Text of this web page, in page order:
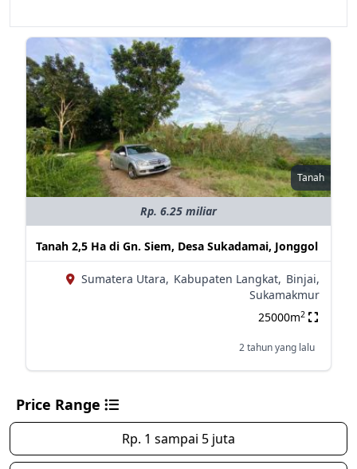
Tanah
Rp. 6.25 miliar
Tanah 2,5 Ha di Gn. Siem, Desa Sukadamai, Jonggol
Sumatera Utara, Kabupaten Langkat, Binjai,
Sukamakmur
25000m2
2 tahun yang lalu
Price Range
Rp. 1 sampai 5 juta